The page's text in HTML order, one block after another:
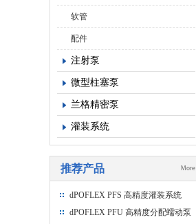
软管
配件
注射泵
微型柱塞泵
兰格精密泵
灌装系统
推荐产品 More
dPOFLEX PFS 高精度灌装系统
dPOFLEX PFU 高精度分配蠕动泵